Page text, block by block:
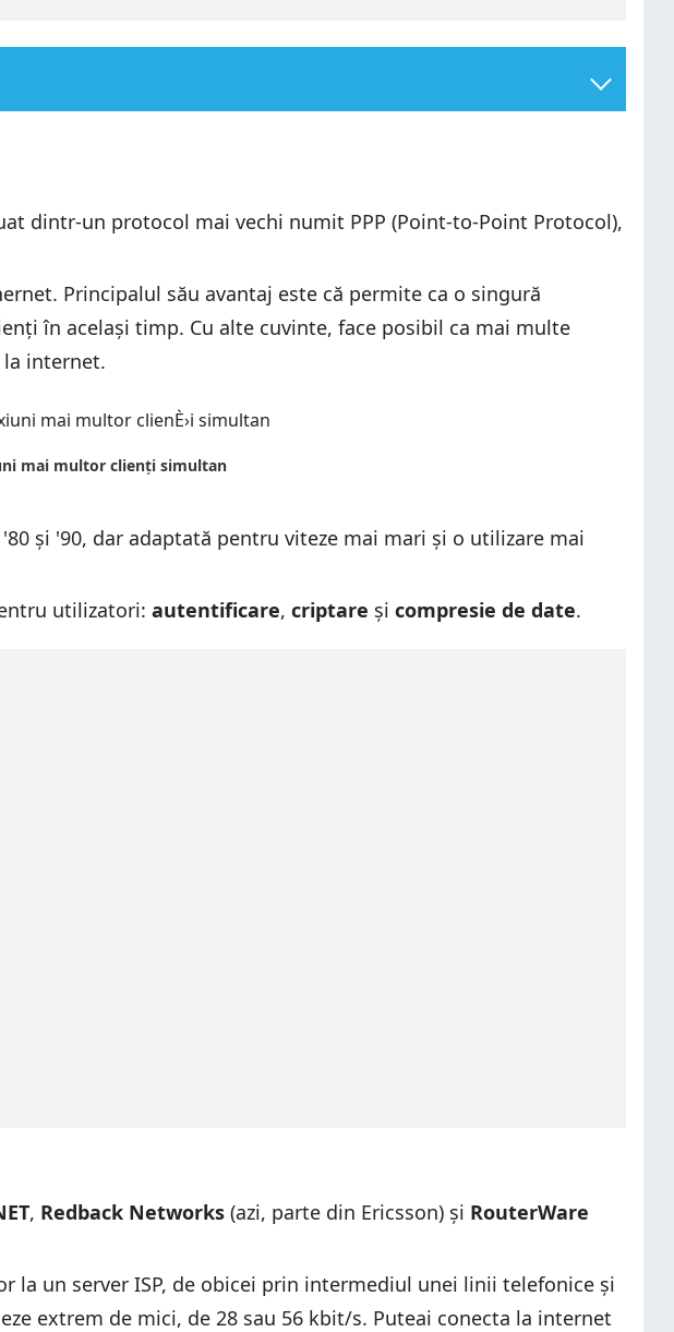
dintr-un protocol mai vechi numit PPP (Point-to-Point Protocol),
Principalul său avantaj este că permite ca o singură
în același timp. Cu alte cuvinte, face posibil ca mai multe
la internet.
și '90, dar adaptată pentru viteze mai mari și o utilizare mai
utilizatori: autentificare, criptare și compresie de date.
, Redback Networks (azi, parte din Ericsson) și RouterWare
la un server ISP, de obicei prin intermediul unei linii telefonice și
extrem de mici, de 28 sau 56 kbit/s. Puteai conecta la internet